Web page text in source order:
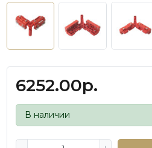
6252.00р.
В наличии